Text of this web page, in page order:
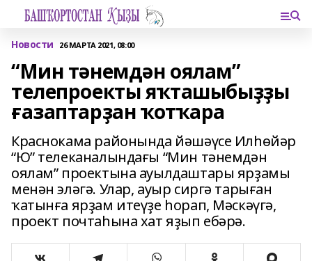
Новости 26 МАРТА 2021, 08:00
“Мин тәнемдән оялам”
телепроекты яҡташыбыҙҙы
ғазаптарҙан ҡотҡара
Краснокама районында йәшәүсе Илһөйәр
“Ю” телеканалындағы “Мин тәнемдән
оялам” проектына ауылдаштары ярҙамы
менән эләгә. Улар, ауыр сиргә тарыған
ҡатынға ярҙам итеүҙе һорап, Мәскәүгә,
проект почтаһына хат яҙып ебәрә.